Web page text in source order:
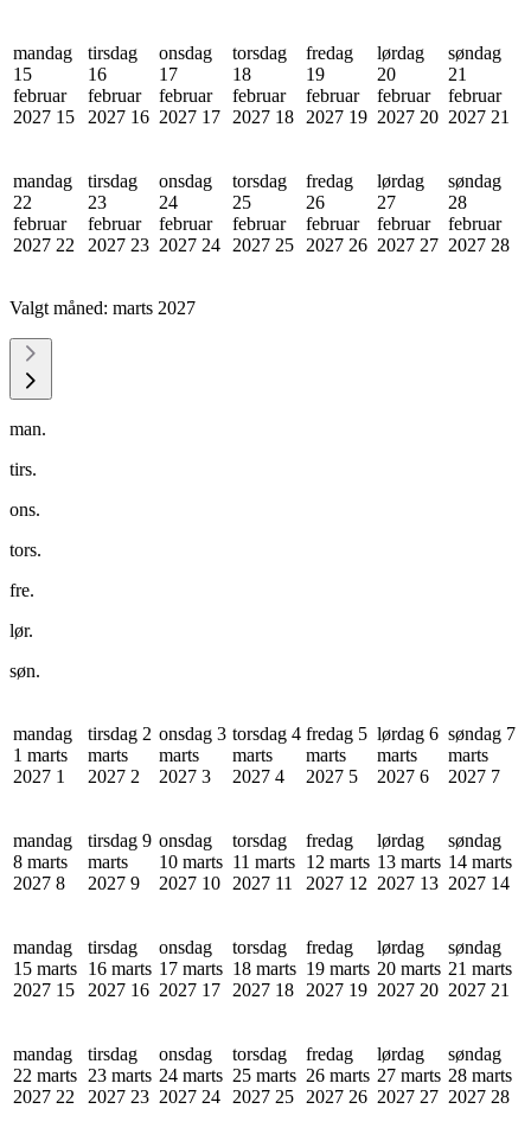
mandag
15
februar
2027 15
tirsdag
16
februar
2027 16
onsdag
17
februar
2027 17
torsdag
18
februar
2027 18
fredag
19
februar
2027 19
lørdag
20
februar
2027 20
søndag
21
februar
2027 21
mandag
22
februar
2027 22
tirsdag
23
februar
2027 23
onsdag
24
februar
2027 24
torsdag
25
februar
2027 25
fredag
26
februar
2027 26
lørdag
27
februar
2027 27
søndag
28
februar
2027 28
Valgt måned: marts 2027
man.
tirs.
ons.
tors.
fre.
lør.
søn.
mandag
1 marts
2027 1
tirsdag 2
marts
2027 2
onsdag 3
marts
2027 3
torsdag 4
marts
2027 4
fredag 5
marts
2027 5
lørdag 6
marts
2027 6
søndag 7
marts
2027 7
mandag
8 marts
2027 8
tirsdag 9
marts
2027 9
onsdag
10 marts
2027 10
torsdag
11 marts
2027 11
fredag
12 marts
2027 12
lørdag
13 marts
2027 13
søndag
14 marts
2027 14
mandag
15 marts
2027 15
tirsdag
16 marts
2027 16
onsdag
17 marts
2027 17
torsdag
18 marts
2027 18
fredag
19 marts
2027 19
lørdag
20 marts
2027 20
søndag
21 marts
2027 21
mandag
22 marts
2027 22
tirsdag
23 marts
2027 23
onsdag
24 marts
2027 24
torsdag
25 marts
2027 25
fredag
26 marts
2027 26
lørdag
27 marts
2027 27
søndag
28 marts
2027 28